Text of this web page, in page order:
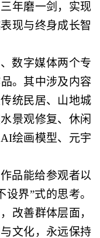
年磨一剑，实现
现与终身成长智
数字媒体两个专
。其中涉及内容
统民居、山地城
景观修复、休闲
AI绘画模型、元宇
品能给参观者以
界”式的思考。
改善群体层面，
文化，永远保持